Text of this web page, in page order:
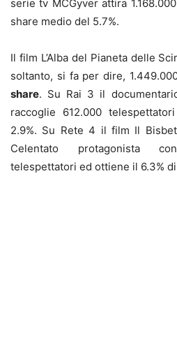
serie tv MCGyver attira
share medio del 5.7%.
Il film L’Alba del Pianeta delle
soltanto, si fa per dire,
share. Su Rai 3 il
raccoglie 612.000
2.9%. Su Rete 4 il film Il
Celentato protagonista
telespettatori ed ottiene il 6.3%